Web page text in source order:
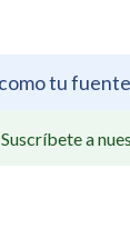
tu
Suscríbete a